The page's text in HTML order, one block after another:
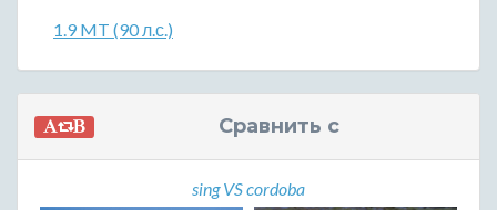
1.9 MT (90 л.с.)
Сравнить с
sing VS cordoba